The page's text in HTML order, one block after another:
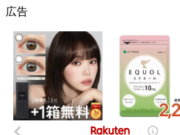
広告